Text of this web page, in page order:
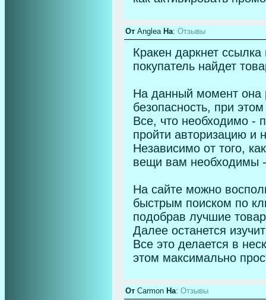
От Anglea На: Отзывы
Кракен даркнет
покупатель найдет
На данный момент она
безопасность, при
Все, что необходимо -
пройти авторизацию и
Независимо от того,
вещи вам необходимы
На сайте можно
быстрым поиском по
подобрав лучшие
Далее останется
Все это делается в
этом максимально
От Carmon На: Отзывы